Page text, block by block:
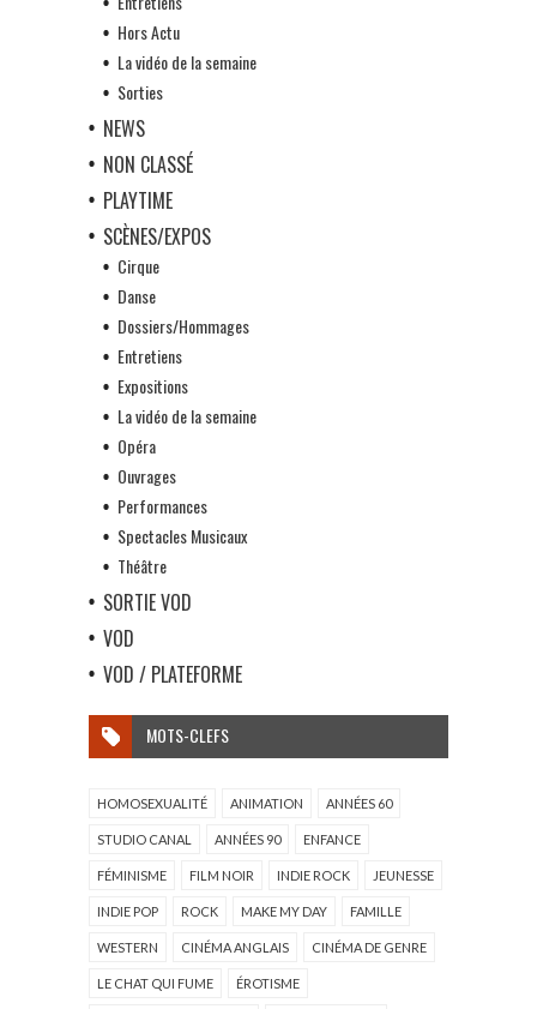
Hors Actu
La vidéo de la semaine
Sorties
NEWS
NON CLASSÉ
PLAYTIME
SCÈNES/EXPOS
Cirque
Danse
Dossiers/Hommages
Entretiens
Expositions
La vidéo de la semaine
Opéra
Ouvrages
Performances
Spectacles Musicaux
Théâtre
SORTIE VOD
VOD
VOD / PLATEFORME
MOTS-CLEFS
HOMOSEXUALITÉ ANIMATION ANNÉES 60
STUDIO CANAL ANNÉES 90 ENFANCE
FÉMINISME FILM NOIR INDIE ROCK JEUNESSE
INDIE POP ROCK MAKE MY DAY FAMILLE
WESTERN CINÉMA ANGLAIS CINÉMA DE GENRE
LE CHAT QUI FUME ÉROTISME